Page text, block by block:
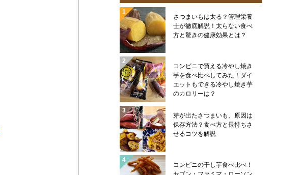
さつまいもは太る？管理栄養
士が徹底解説！太らない食べ
方と驚きの健康効果とは？
コンビニで買える冷やし焼き
芋を食べ比べしてみた！ダイ
エットもできる冷やし焼き芋
のカロリーは？
芽が出たさつまいも、原因は
保存方法？食べ方と長持ちさ
せるコツを解説
コンビニの干し芋食べ比べ！